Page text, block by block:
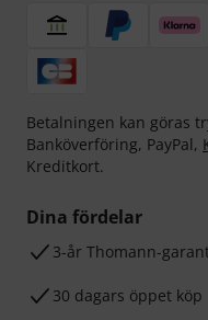
Betalningen kan göras
Banköverföring, PayPal,
Kreditkort.
Dina fördelar
3-år Thomann-
30 dagars öppet köp